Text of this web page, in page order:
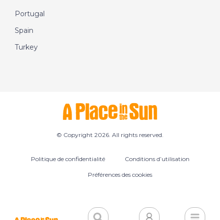
Portugal
Spain
Turkey
© Copyright 2026. All rights reserved.
Politique de confidentialité Conditions d’utilisation
Préférences des cookies